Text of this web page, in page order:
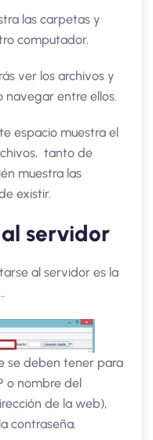
las carpetas y
computador.
ver los archivos y
navegar entre ellos.
espacio muestra el
tanto de
muestra las
existir.
servidor
al servidor es la
se deben tener para
o nombre del
de la web),
contraseña.